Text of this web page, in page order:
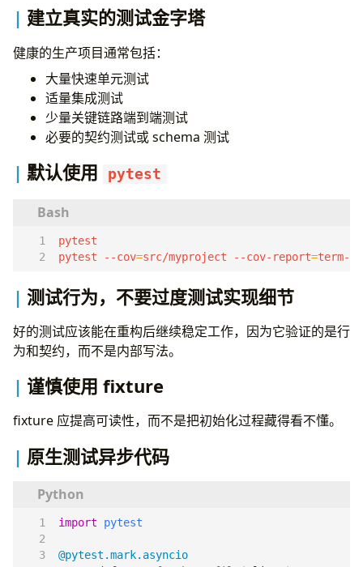
建立真实的测试金字塔
健康的生产项目通常包括：
大量快速单元测试
适量集成测试
少量关键链路端到端测试
必要的契约测试或 schema 测试
默认使用 pytest
pytest --cov=src/myproject --cov-report=term-
测试行为，不要过度测试实现细节
好的测试应该能在重构后继续稳定工作，因为它验证的是行
为和契约，而不是内部写法。
谨慎使用 fixture
fixture 应提高可读性，而不是把初始化过程藏得看不懂。
原生测试异步代码
import pytest
@pytest.mark.asyncio